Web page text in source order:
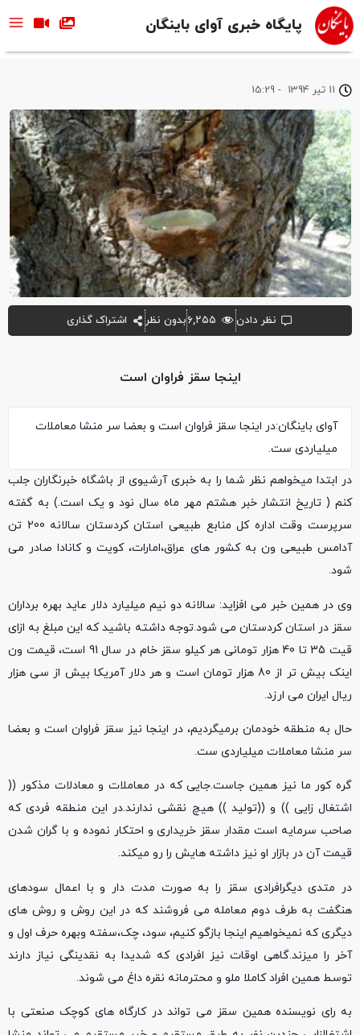
پایگاه خبری آوای باینگان
اینجا سقز فراوان است
آوای باینگان:در اینجا سقز فراوان است و بعضا سر منشا معاملات
میلیاردی ست.
11 تیر 1394 -
15:29
نظر دادن ۶,۲۵۵بدون نظر اشتراک گذاری
در ابتدا میخواهم نظر شما را به خبری آرشیوی از باشگاه خبرنگاران جلب
کنم ( تاریخ انتشار خبر هشتم مهر ماه سال نود و یک است.) به گفته
سرپرست وقت اداره کل منابع طبیعی استان کردستان سالانه 200 تن
آدامس طبیعی ون به کشور های عراق،امارات، کویت و کانادا صادر می
شود.
وی در همین خبر می افزاید: سالانه دو نیم میلیارد دلار عاید بهره برداران
سقز در استان کردستان می شود.توجه داشته باشید که این مبلغ به ازای
قیت 35 تا 40 هزار تومانی هر کیلو سقز خام در سال 91 است، قیمت ون
اینک بیش تر از 80 هزار تومان است و هر دلار آمریکا بیش از سی هزار
ریال ایران می ارزد.
حال به منطقه خودمان برمیگردیم، در اینجا نیز سقز فراوان است و بعضا
سر منشا معاملات میلیاردی ست.
گره کور ما نیز همین جاست.جایی که در معاملات و معادلات مذکور ((
اشتغال زایی )) و ((تولید )) هیچ نقشی ندارند.در این منطقه فردی که
صاحب سرمایه است مقدار سقز خریداری و احتکار نموده و با گران شدن
قیمت آن در بازار او نیز داشته هایش را رو میکند.
در متدی دیگرافرادی سقز را به صورت مدت دار و با اعمال سودهای
هنگفت به طرف دوم معامله می فروشند که در این روش و روش های
دیگری که نمیخواهیم اینجا بازگو کنیم، سود، چک،سفته وبهره حرف اول و
آخر را میزند.گاهی اوقات نیز افرادی که شدیدا به نقدینگی نیاز دارند
توسط همین افراد کاملا ملو و محترمانه نقره داغ می شوند.
به رای نویسنده همین سقز می تواند در کارگاه های کوچک صنعتی با